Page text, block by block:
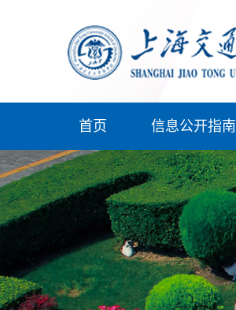
首页 信息公开指南